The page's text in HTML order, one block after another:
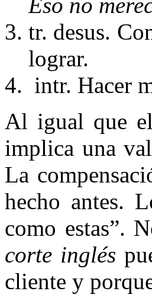
Eso no
tr. desus.
lograr.
intr. Hacer
Al igual que
implica una
La
hecho antes.
como estas”.
corte inglés
cliente y